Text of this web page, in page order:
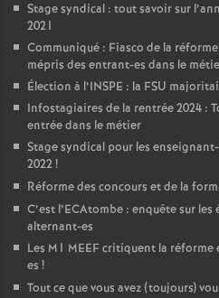
Stage syndical : tout savoir sur
2021
Communiqué : Fiasco de la
mépris des entrant-es dans le
Élection à l’INSPE : la FSU
Infostagiaires de la rentrée 2024 :
entrée dans le métier
Stage syndical pour les
2022!
Réforme des concours et de la
C’est l’ECAtombe : enquête sur
alternant-es
Les M1 MEEFcritiquent la réforme
es !
Tout ce que vous avez (toujours)